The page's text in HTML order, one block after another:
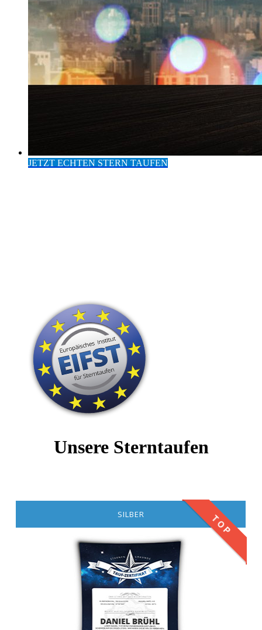
JETZT ECHTEN STERN TAUFEN
Unsere Sterntaufen
SILBER TOP